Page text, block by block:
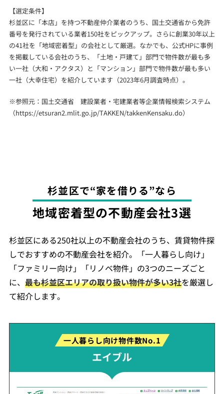
【選定条件】
杉並区に「本店」を持つ不動産仲介業者のうち、国土交通省から免許
番号を発行されている業者150社をピックアップ。さらに創業30年以上
の41社を「地域密着型」の会社として厳選。なかでも、公式HPに事例
を掲載している会社のうち、「土地・戸建て」部門で物件数が最も多
い一社（大和・アクタス）と「マンション」部門で物件数が最も多い
一社（大幸住宅）を紹介しています（2023年6月調査時点）。
※参照元：国土交通省 建設業者・宅建業者等企業情報検索システム
（https://etsuran2.mlit.go.jp/TAKKEN/takkenKensaku.do）
杉並区で“家を借りる”なら
地域密着型の不動産会社3選
杉並区にある250社以上の不動産会社のうち、賃貸物件探
しでおすすめの不動産会社を紹介。「一人暮らし向け」
「ファミリー向け」「リノベ物件」の3つのニーズごと
に、 最も杉並区エリアの取り扱い物件が多い3社を厳選し
て紹介します。
一人暮らし向け物件数No.1
エイブル